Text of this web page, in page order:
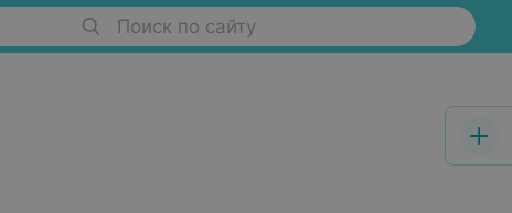
Поиск по сайту